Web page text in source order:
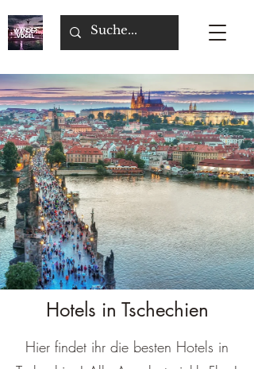
Hotels in Tschechien
Hier findet ihr die besten Hotels in